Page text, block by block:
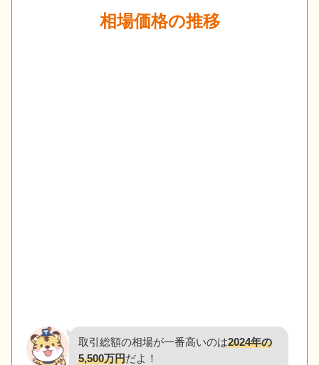
相場価格の推移
取引総額の相場が一番高いのは2024年の
5,500万円だよ！